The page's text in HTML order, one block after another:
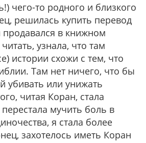
чего-то родного и близкого
решилась купить перевод
в книжном
узнала, что там
истории схожи с тем, что
Там нет ничего, что бы
убивать или унижать
читая Коран, стала
перестала мучить боль в
я стала более
захотелось иметь Коран